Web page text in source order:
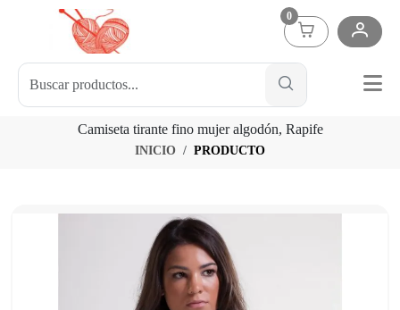
0
Camiseta tirante fino mujer algodón, Rapife
INICIO PRODUCTO